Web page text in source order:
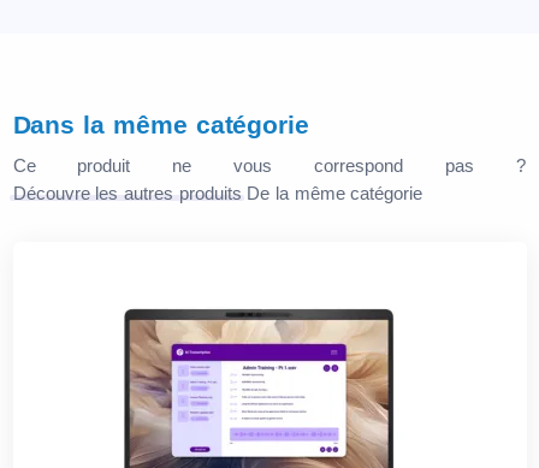
Dans la même catégorie
Ce produit ne vous correspond pas ?
Découvre les autres produits De la même catégorie